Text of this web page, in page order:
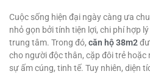
Cuộc sống hiện đại ngày càng ưa
nhỏ gọn bởi tính tiện lợi, chi phí hợp
trung tâm. Trong đó, căn hộ 38m2
cho người độc thân, cặp đôi trẻ
sự ấm cúng, tinh tế. Tuy nhiên, diện